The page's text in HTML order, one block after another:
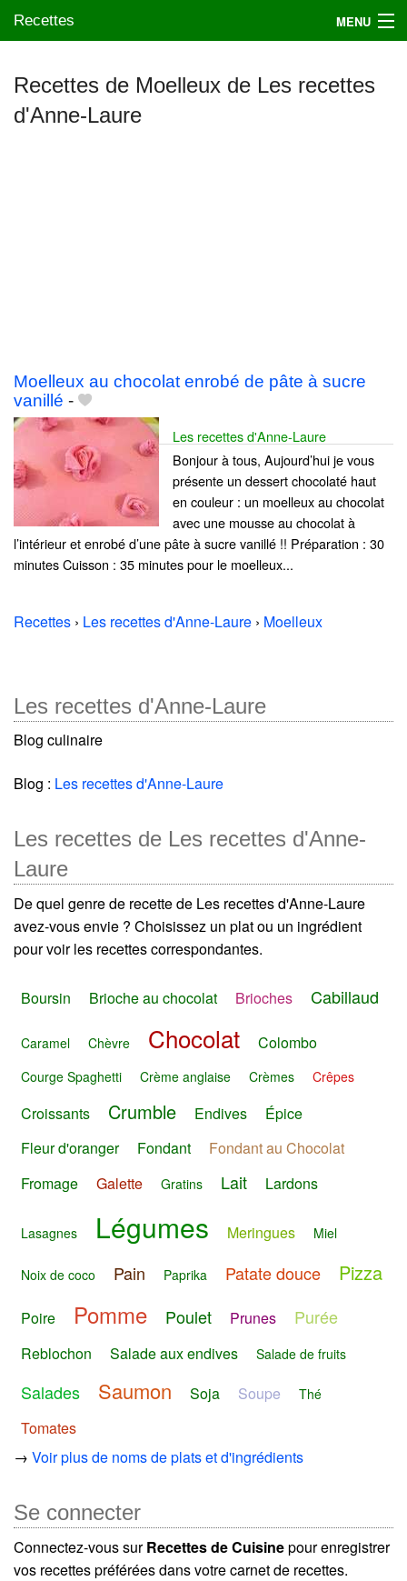
Recettes MENU
Mes blogs préférés
Recettes de Moelleux de Les recettes
d'Anne-Laure
Moelleux au chocolat enrobé de pâte à sucre
vanillé -
Les recettes d'Anne-Laure
Bonjour à tous, Aujourd’hui je vous
présente un dessert chocolaté haut
en couleur : un moelleux au chocolat
avec une mousse au chocolat à
l’intérieur et enrobé d’une pâte à sucre vanillé !! Préparation : 30
minutes Cuisson : 35 minutes pour le moelleux...
Recettes › Les recettes d'Anne-Laure › Moelleux
Les recettes d'Anne-Laure
Blog culinaire
Blog : Les recettes d'Anne-Laure
Les recettes de Les recettes d'Anne-
Laure
De quel genre de recette de Les recettes d'Anne-Laure
avez-vous envie ? Choisissez un plat ou un ingrédient
pour voir les recettes correspondantes.
Boursin Brioche au chocolat Brioches Cabillaud
Caramel Chèvre Chocolat Colombo
Courge Spaghetti Crème anglaise Crèmes Crêpes
Croissants Crumble Endives
Épice
Fleur d'oranger
Fondant
Fondant au Chocolat
Fromage
Galette Gratins Lait Lardons
Lasagnes Légumes Meringues Miel
Noix de coco Pain Paprika Patate douce Pizza
Poire Pomme Poulet Prunes Purée
Reblochon Salade aux endives Salade de fruits
Salades Saumon Soja Soupe Thé
Tomates
→ Voir plus de noms de plats et d'ingrédients
Se connecter
Connectez-vous surRecettes de Cuisinepour enregistrer
vos recettes préférées dans votre carnet de recettes.